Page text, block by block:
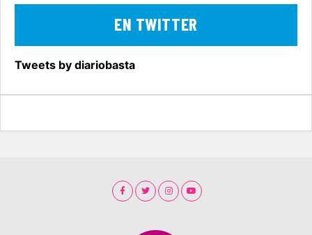
EN TWITTER
Tweets by diariobasta